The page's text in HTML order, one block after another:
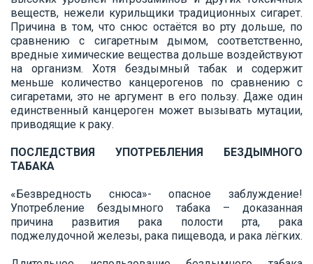
веществ, нежели курильщики традиционных сигарет.
Причина в том, что снюс остаётся во рту дольше, по
сравнению с сигаретным дымом, соответственно,
вредные химические вещества дольше воздействуют
на организм. Хотя бездымный табак и содержит
меньше количество канцерогенов по сравнению с
сигаретами, это не аргумент в его пользу. Даже один
единственный канцероген может вызывать мутации,
приводящие к раку.
ПОСЛЕДСТВИЯ УПОТРЕБЛЕНИЯ БЕЗДЫМНОГО
ТАБАКА
«Безвредность снюса»- опасное заблуждение!
Употребление бездымного табака – доказанная
причина развития рака полости рта, рака
поджелудочной железы, рака пищевода, и рака лёгких.